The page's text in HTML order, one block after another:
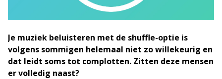
Je muziek beluisteren met de shuffle-optie is
volgens sommigen helemaal niet zo willekeurig en
dat leidt soms tot complotten. Zitten deze mensen
er volledig naast?